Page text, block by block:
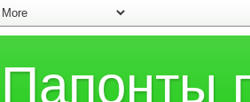
Папонты